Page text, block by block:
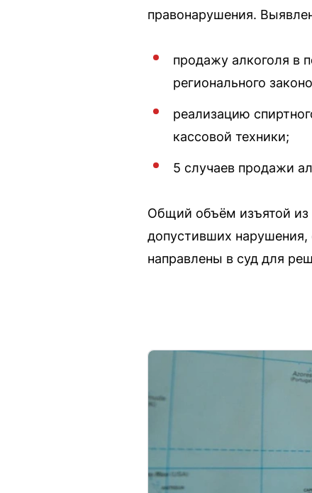
правонарушения.
продажу алкоголя в
регионального
реализацию
кассовой техники;
5 случаев продажи
Общий объём изъятой из
допустивших
направлены в суд для